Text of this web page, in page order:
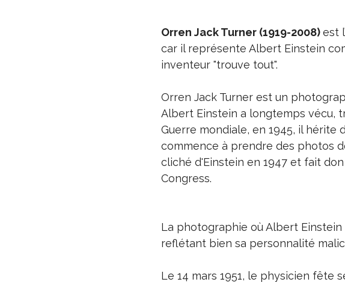
Orren Jack Turner (1919-2008)est
car il représente Albert Einstein
inventeur "trouve tout".
Orren Jack Turner est un
Albert Einstein a longtemps vécu,
Guerre mondiale, en 1945, il
commence à prendre des photos
cliché d'Einstein en 1947 et fait
Congress.
La photographie où Albert
reflétant bien sa personnalité
Le 14 mars 1951, le physicien fête